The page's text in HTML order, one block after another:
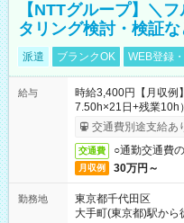
【NTTグループ】＼
タリング検討・検証な
派遣 ブランクOK WEB登録
給与
時給3,400円【月収例
7.50h×21日+残業10h
交通費別途支給あ
交通費 ○通勤交通費
月収例 30万円～
勤務地
東京都千代田区
大手町(東京都)駅から